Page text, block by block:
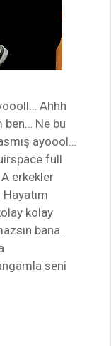
Ahhh
ben… Ne bu
ayoool…
full
erkekler
kolay
bana..
seni